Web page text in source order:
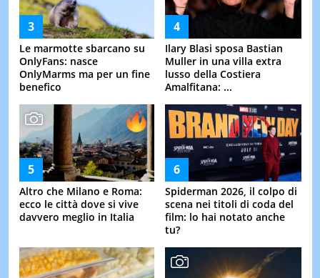
Le marmotte sbarcano su
OnlyFans: nasce
OnlyMarms ma per un fine
benefico
Ilary Blasi sposa Bastian
Muller in una villa extra
lusso della Costiera
Amalfitana: ...
Altro che Milano e Roma:
ecco le città dove si vive
davvero meglio in Italia
Spiderman 2026, il colpo di
scena nei titoli di coda del
film: lo hai notato anche
tu?